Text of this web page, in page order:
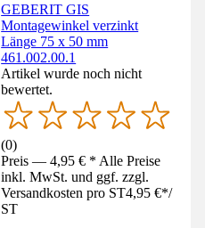
GEBERIT GIS
Montagewinkel verzinkt
Länge 75 x 50 mm
461.002.00.1
Artikel wurde noch nicht
bewertet.
(0)
Preis — 4,95 € * Alle Preise
inkl. MwSt. und ggf. zzgl.
Versandkosten pro ST4,95 €*/
ST